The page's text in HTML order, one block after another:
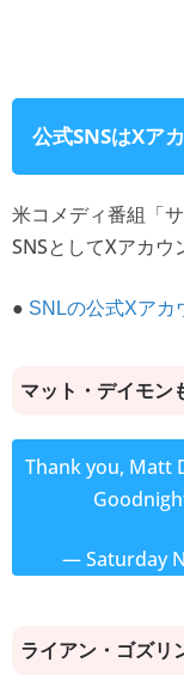
公式SNSはXア
米コメディ番組「
SNSとしてXアカウ
● SNLの公式Xアカ
マット・デイモン
Thank you, Matt
— Saturday
ライアン・ゴズリ